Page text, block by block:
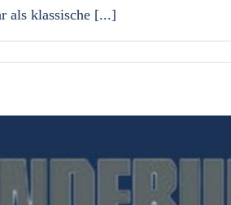
als klassische [...]